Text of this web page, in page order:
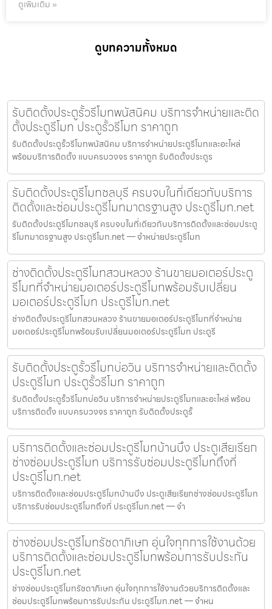
ดูเพิ่มเติม »
ดูบทความทั้งหมด
รับติดตั้งประตูรั้วรีโมทพนัสนิคม บริการจำหน่ายและติด
ตั้งประตูรีโมท ประตูรั้วรีโมท ราคาถูก
รับติดตั้งประตูรั้วรีโมทพนัสนิคม บริการจำหน่ายประตูรีโมทและอะไหล่
พร้อมบริการติดตั้ง แบบครบวงจร ราคาถูก รับติดตั้งประตูร
รับติดตั้งประตูรีโมทชลบุรี ครบจบในที่เดียวกับบริการ
ติดตั้งและซ่อมประตูรีโมทมาตรฐานสูง ประตูรีโมท.net
รับติดตั้งประตูรีโมทชลบุรี ครบจบในที่เดียวกับบริการติดตั้งและซ่อมประตู
รีโมทมาตรฐานสูง ประตูรีโมท.net — จำหน่ายประตูรีโมท
ช่างติดตั้งประตูรีโมทสวนหลวง ร้านขายมอเตอร์ประตู
รีโมทที่จำหน่ายมอเตอร์ประตูรีโมทพร้อมรับเปลี่ยน
มอเตอร์ประตูรีโมท ประตูรีโมท.net
ช่างติดตั้งประตูรีโมทสวนหลวง ร้านขายมอเตอร์ประตูรีโมทที่จำหน่าย
มอเตอร์ประตูรีโมทพร้อมรับเปลี่ยนมอเตอร์ประตูรีโมท ประตูรี
รับติดตั้งประตูรั้วรีโมทบ่อวิน บริการจำหน่ายและติดตั้ง
ประตูรีโมท ประตูรั้วรีโมท ราคาถูก
รับติดตั้งประตูรั้วรีโมทบ่อวิน บริการจำหน่ายประตูรีโมทและอะไหล่ พร้อม
บริการติดตั้ง แบบครบวงจร ราคาถูก รับติดตั้งประตูรั้
บริการติดตั้งและซ่อมประตูรีโมทบ้านบึง ประตูเสียเรียก
ช่างซ่อมประตูรีโมท บริการรับซ่อมประตูรีโมทถึงที่
ประตูรีโมท.net
บริการติดตั้งและซ่อมประตูรีโมทบ้านบึง ประตูเสียเรียกช่างซ่อมประตูรีโมท
บริการรับซ่อมประตูรีโมทถึงที่ ประตูรีโมท.net — จำ
ช่างซ่อมประตูรีโมทรัชดาภิเษก อุ่นใจทุกการใช้งานด้วย
บริการติดตั้งและซ่อมประตูรีโมทพร้อมการรับประกัน
ประตูรีโมท.net
ช่างซ่อมประตูรีโมทรัชดาภิเษก อุ่นใจทุกการใช้งานด้วยบริการติดตั้งและ
ซ่อมประตูรีโมทพร้อมการรับประกัน ประตูรีโมท.net — จำหน